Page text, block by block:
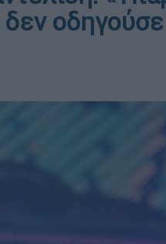
δεν οδηγούσε